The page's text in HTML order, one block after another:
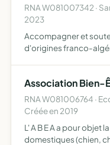
RNA W081007342 ·
2023
Accompagner et
d'origines franco-
Association Bien-
RNA W081006764 ·
Créée en 2019
L' A B E A a pour objet
domestiques (chien,